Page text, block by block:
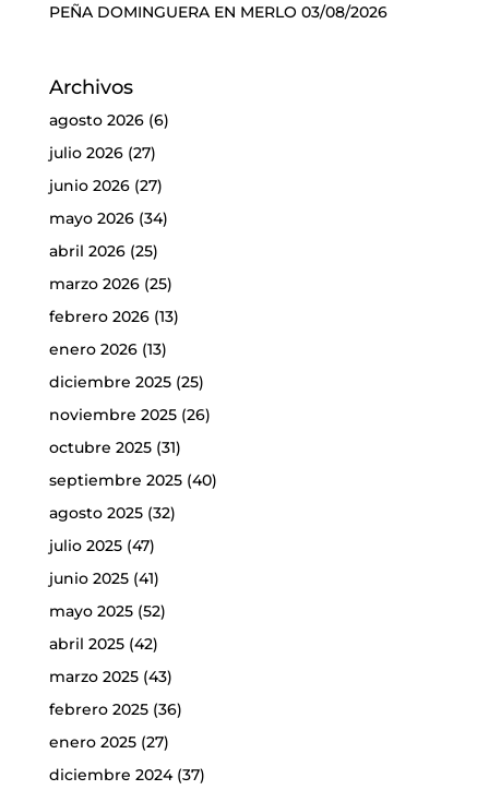
PEÑA DOMINGUERA EN MERLO 03/08/2026
Archivos
agosto 2026(6)
julio 2026(27)
junio 2026(27)
mayo 2026(34)
abril 2026(25)
marzo 2026(25)
febrero 2026(13)
enero 2026(13)
diciembre 2025(25)
noviembre 2025(26)
octubre 2025(31)
septiembre 2025(40)
agosto 2025(32)
julio 2025(47)
junio 2025(41)
mayo 2025(52)
abril 2025(42)
marzo 2025(43)
febrero 2025(36)
enero 2025(27)
diciembre 2024(37)